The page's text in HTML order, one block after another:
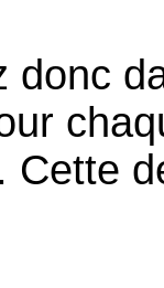
donc
. Cette